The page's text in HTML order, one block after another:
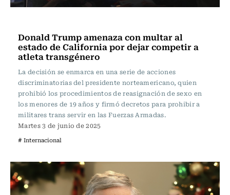
Donald Trump amenaza con multar al
estado de California por dejar competir a
atleta transgénero
La decisión se enmarca en una serie de acciones
discriminatorias del presidente norteamericano, quien
prohibió los procedimientos de reasignación de sexo en
los menores de 19 años y firmó decretos para prohibir a
militares trans servir en las Fuerzas Armadas.
Martes 3 de junio de 2025
# Internacional